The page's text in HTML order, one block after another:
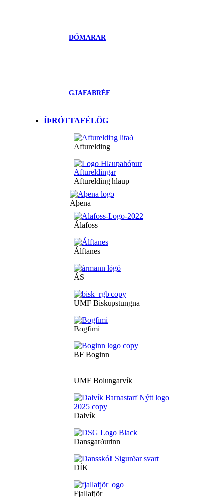
DÓMARAR
GJAFABRÉF
ÍÞRÓTTAFÉLÖG
Afturelding
Afturelding hlaup
Aþena
Álafoss
Álftanes
ÁS
UMF Biskupstungna
Bogfimi
BF Boginn
UMF Bolungarvík
Dalvík
Dansgarðurinn
DÍK
Fjallafjör